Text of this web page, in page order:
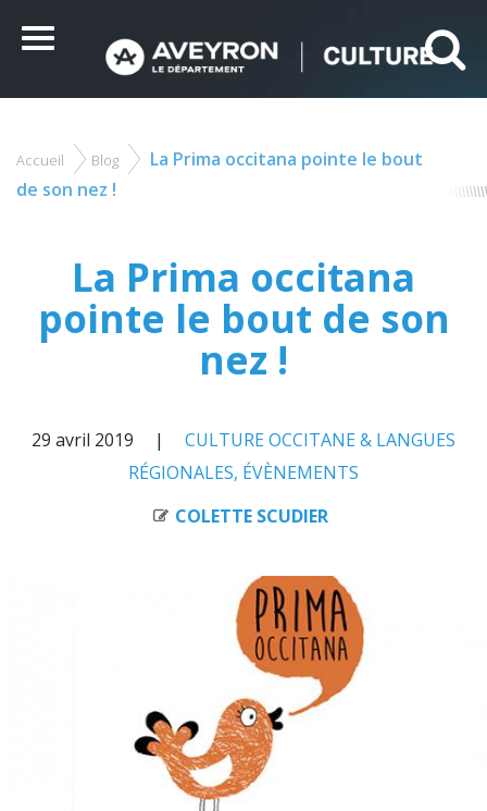
Menu
Vous
êtes
Accueil Blog
La Prima occitana pointe le bout
de son nez !
La Prima occitana
pointe le bout de son
nez !
29 avril 2019
CULTURE OCCITANE & LANGUES
RÉGIONALES, ÉVÈNEMENTS
COLETTE SCUDIER
ceux que vous souhaitez activer
Tout accepter Tout refuser Personnaliser